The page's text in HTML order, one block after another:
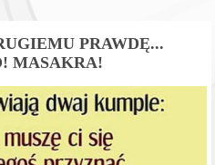
PRAWDĘ...
MASAKRA!